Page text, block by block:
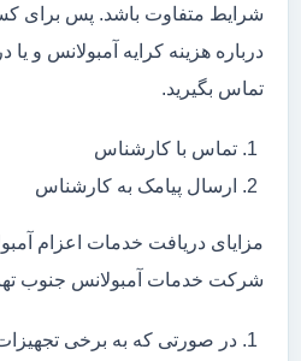
شرایط متفاوت باشد. پس برای
درباره هزینه کرایه آمبولانس و
تماس بگیرید.
تماس با کارشناس
ارسال پیامک به کارشناس
مزایای دریافت خدمات اعزام
شرکت خدمات آمبولانس جنوب
در صورتی که به برخی